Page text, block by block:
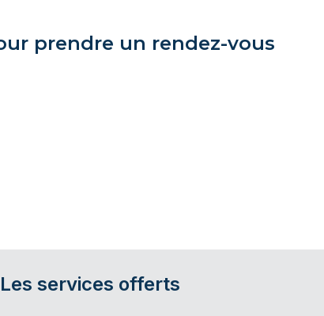
prendre un rendez-vous
Les services offerts